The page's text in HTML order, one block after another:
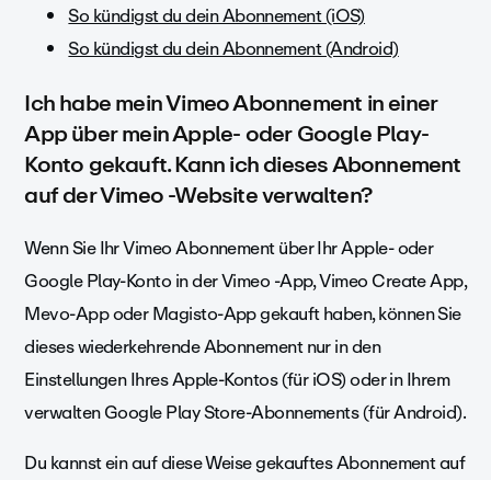
So kündigst du dein Abonnement (iOS)
So kündigst du dein Abonnement (Android)
Ich habe mein Vimeo Abonnement in einer
App über mein Apple- oder Google Play-
Konto gekauft. Kann ich dieses Abonnement
auf der Vimeo -Website verwalten?
Wenn Sie Ihr Vimeo Abonnement über Ihr Apple- oder
Google Play-Konto in der Vimeo -App, Vimeo Create App,
Mevo-App oder Magisto-App gekauft haben, können Sie
dieses wiederkehrende Abonnement nur in den
Einstellungen Ihres Apple-Kontos (für iOS) oder in Ihrem
verwalten Google Play Store-Abonnements (für Android).
Du kannst ein auf diese Weise gekauftes Abonnement auf